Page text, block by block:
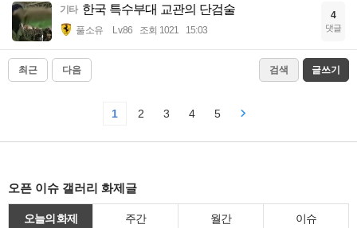
기타 한국 특수부대 교관의 단검술
풀소유 Lv.86 조회 1021 15:03
4
댓글
최근 다음 검색 글쓰기
1 2 3 4 5
오픈 이슈 갤러리 화제글
오늘의 화제 주간 월간 이슈